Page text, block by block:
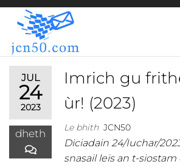
JUL
24
2023
dheth
Imrich gu
ùr! (2023)
Le bhith JCN50
Diciadain 24/Iuchar/
snasail leis an t-